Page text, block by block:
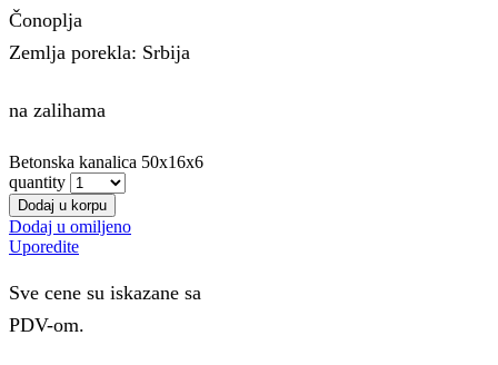
Čonoplja
Zemlja porekla: Srbija
na zalihama
Betonska kanalica 50x16x6
quantity
Dodaj u korpu
Dodaj u omiljeno
Uporedite
Sve cene su iskazane sa
PDV-om.